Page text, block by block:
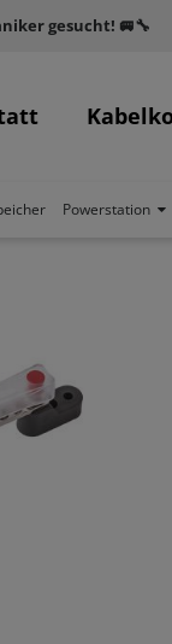
gesucht! 🚐🔧
Powerstation